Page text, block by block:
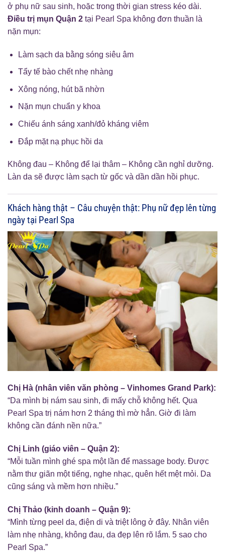
ở phụ nữ sau sinh, hoặc trong thời gian stress kéo dài.
Điều trị mụn Quận 2 tại Pearl Spa không đơn thuần là
nặn mụn:
Làm sạch da bằng sóng siêu âm
Tẩy tế bào chết nhẹ nhàng
Xông nóng, hút bã nhờn
Nặn mụn chuẩn y khoa
Chiếu ánh sáng xanh/đỏ kháng viêm
Đắp mặt nạ phục hồi da
Không đau – Không để lại thâm – Không cần nghỉ dưỡng.
Làn da sẽ được làm sạch từ gốc và dần dần hồi phục.
Khách hàng thật – Câu chuyện thật: Phụ nữ đẹp lên từng
ngày tại Pearl Spa
Chị Hà (nhân viên văn phòng – Vinhomes Grand Park):
“Da mình bị nám sau sinh, đi mấy chỗ không hết. Qua
Pearl Spa trị nám hơn 2 tháng thì mờ hẳn. Giờ đi làm
không cần đánh nền nữa.”
Chị Linh (giáo viên – Quận 2):
“Mỗi tuần mình ghé spa một lần để massage body. Được
nằm thư giãn một tiếng, nghe nhạc, quên hết mệt mỏi. Da
cũng sáng và mềm hơn nhiều.”
Chị Thảo (kinh doanh – Quận 9):
“Mình từng peel da, điện di và triệt lông ở đây. Nhân viên
làm nhẹ nhàng, không đau, da đẹp lên rõ lắm. 5 sao cho
Pearl Spa.”